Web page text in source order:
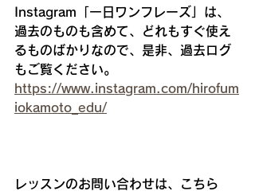
Instagram「一日ワンフレーズ」は、
過去のものも含めて、どれもすぐ使え
るものばかりなので、是非、過去ログ
もご覧ください。
https://www.instagram.com/hirofum
iokamoto_edu/
レッスンのお問い合わせは、こちら